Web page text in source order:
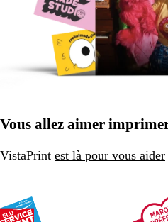
Vous allez aimer
VistaPrint est là pour vous aider